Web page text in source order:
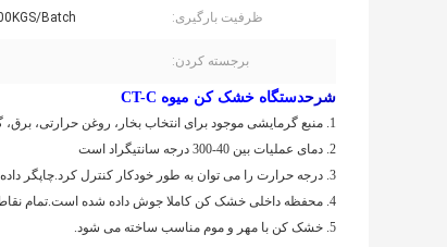
ظرفیت بارگیری: Batch
برجسته کردن:
شرحدستگاه خشک کن میوه CT-C
1. منبع گرمایشی موجود برای انتخاب بخار، روغن حرارتی، برق، گاز، نفت است
2. دمای عملیات بین 40-300 درجه سانتیگراد است
3. درجه حرارت را می توان به طور خودکار کنترل کرد.چاپگر داده به عنوان یک انتخاب اختیاری.
4. محفظه داخلی خشک کن کاملا جوش داده شده است.تمام نقاط انتقال از طراحی دایره ای برخوردار است و هیچ زاویه مرده ای وجود ندارد.
5. خشک کن با مهر و موم مناسب ساخته می شود.